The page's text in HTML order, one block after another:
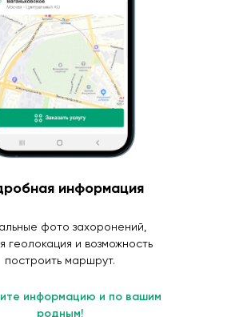
информация
фото захоронений,
геолокация и возможность
построить маршрут.
информацию и по вашим
родным!